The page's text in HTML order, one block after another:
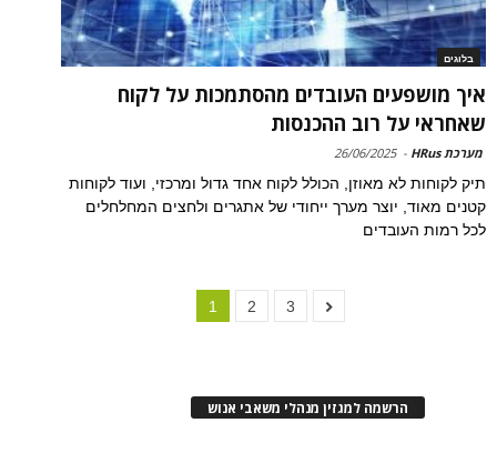
בלוגים
איך מושפעים העובדים מהסתמכות על לקוח
שאחראי על רוב ההכנסות
מערכת HRus -
26/06/2025
תיק לקוחות לא מאוזן, הכולל לקוח אחד גדול ומרכזי, ועוד לקוחות
קטנים מאוד, יוצר מערך ייחודי של אתגרים ולחצים המחלחלים
לכל רמות העובדים
1 2 3
הרשמה למגזין מנהלי משאבי אנוש